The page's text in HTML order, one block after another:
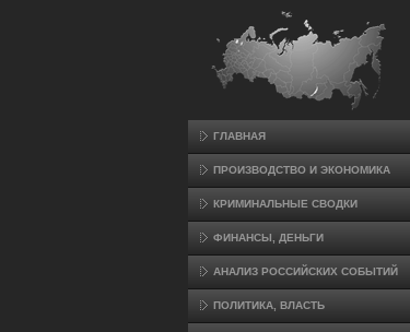
ГЛАВНАЯ
ПРОИЗВΟДСТВО И ЭКОНОМИКА
КРИМИНАЛЬНЫЕ СВОДКИ
ФИНАНСЫ, ДЕНЬГИ
АНАЛИЗ РОССИЙСКИХ СОБЫТИЙ
ПОЛИТИКА, ВЛАСТЬ